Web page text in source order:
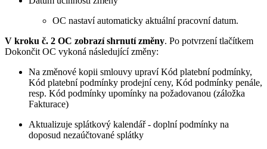
OC nastaví automaticky aktuální pracovní datum.
V kroku č. 2 OC zobrazí shrnutí změny. Po potvrzení tlačítkem
Dokončit OC vykoná následující změny:
Na změnové kopii smlouvy upraví Kód platební podmínky,
Kód platební podmínky prodejní ceny, Kód podmínky penále,
resp. Kód podmínky upomínky na požadovanou (záložka
Fakturace)
Aktualizuje splátkový kalendář - doplní podmínky na
doposud nezaúčtované splátky